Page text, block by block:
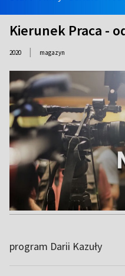
Kierunek Praca -
2020 | magazyn
program Darii Kazuły